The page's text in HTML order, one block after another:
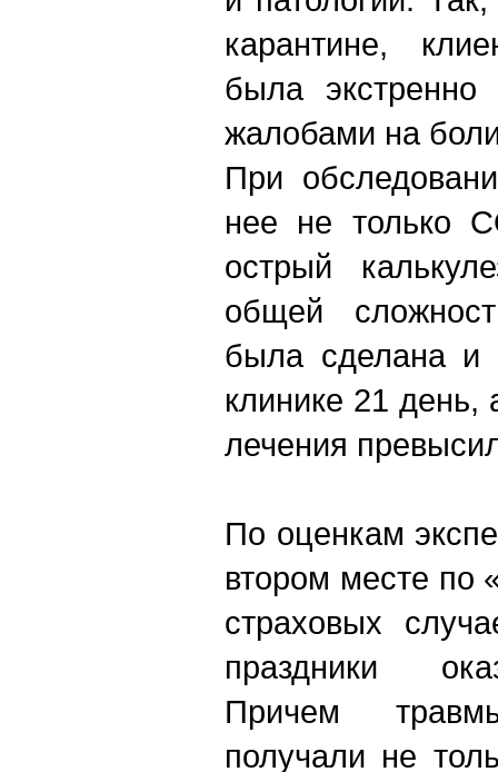
карантине,
была экстренно
жалобами на
При
нее не только
острый
общей
была сделана и
клинике 21
лечения
По оценкам
втором месте по
страховых
праздники
Причем
получали не